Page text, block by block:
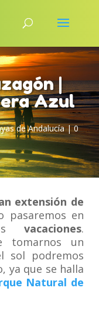
|
Azul
de Andalucía|0
extensión de
pasaremos en
vacaciones.
tomarnos un
sol podremos
ya que se halla
Natural de